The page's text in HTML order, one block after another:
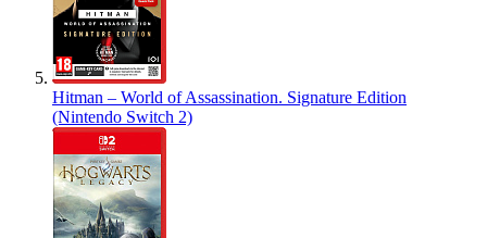
Hitman – World of Assassination. Signature Edition
(Nintendo Switch 2)